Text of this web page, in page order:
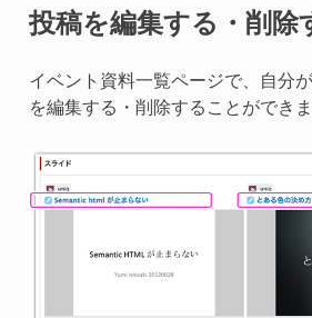
投稿を編集する・削除
イベント資料一覧ページで、自分
を編集する・削除することができま